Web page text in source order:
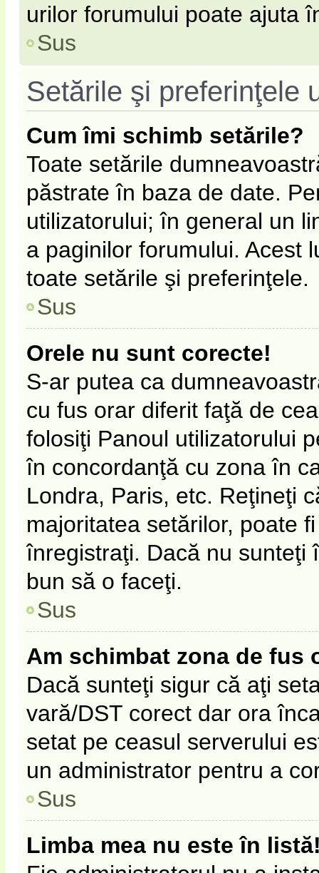
urilor forumului poate ajuta
Sus
Setările şi preferinţele
Cum îmi schimb setările?
Toate setările
păstrate în baza de date.
utilizatorului; în general un
a paginilor forumului. Acest
toate setările şi preferinţele.
Sus
Orele nu sunt corecte!
S-ar putea ca
cu fus orar diferit faţă de
folosiţi Panoul utilizatorului
în concordanţă cu zona în
Londra, Paris, etc. Reţineţi
majoritatea setărilor, poate
înregistraţi. Dacă nu sunteţi
bun să o faceţi.
Sus
Am schimbat zona de fus
Dacă sunteţi sigur că aţi
vară/DST corect dar ora
setat pe ceasul serverului
un administrator pentru a
Sus
Limba mea nu este în